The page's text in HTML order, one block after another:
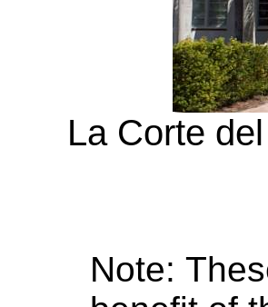
La Corte
Note: